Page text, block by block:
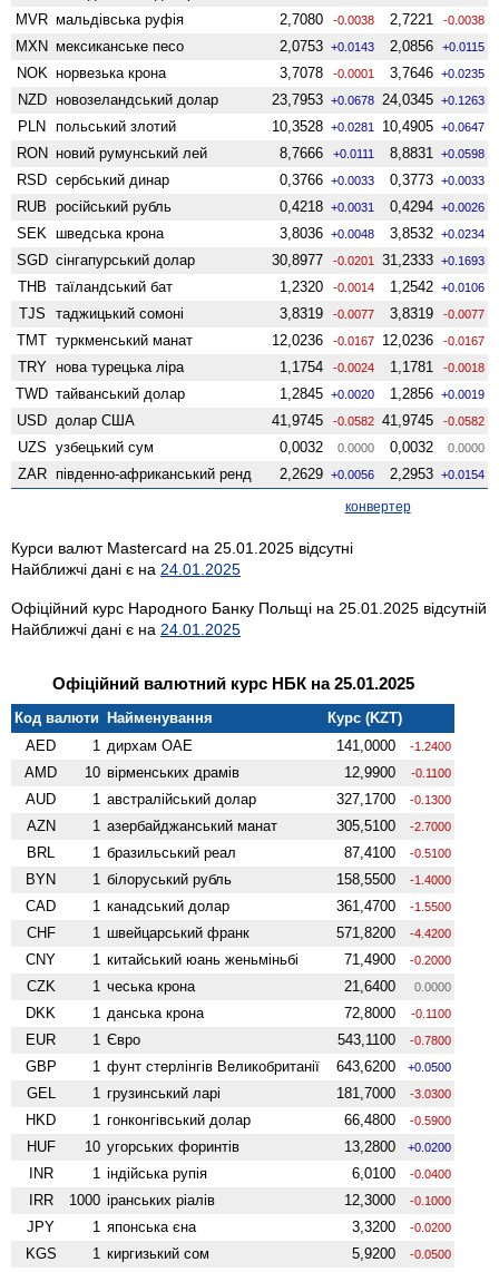
MVR мальдівська руфія 2,7080 -0.0038 2,7221 -0.0038
MXN мексиканське песо 2,0753 +0.0143 2,0856 +0.0115
NOK норвезька крона 3,7078 -0.0001 3,7646 +0.0235
NZD ново­зеландський долар 23,7953 +0.0678 24,0345 +0.1263
PLN польський злотий 10,3528 +0.0281 10,4905 +0.0647
RON новий румунський лей 8,7666 +0.0111 8,8831 +0.0598
RSD сербський динар 0,3766 +0.0033 0,3773 +0.0033
RUB російський рубль 0,4218 +0.0031 0,4294 +0.0026
SEK шведська крона 3,8036 +0.0048 3,8532 +0.0234
SGD сінгапурський долар 30,8977 -0.0201 31,2333 +0.1693
THB таїландський бат 1,2320 -0.0014 1,2542 +0.0106
TJS таджицький сомоні 3,8319 -0.0077 3,8319 -0.0077
TMT туркменський манат 12,0236 -0.0167 12,0236 -0.0167
TRY нова турецька ліра 1,1754 -0.0024 1,1781 -0.0018
TWD тайванський долар 1,2845 +0.0020 1,2856 +0.0019
USD долар США 41,9745 -0.0582 41,9745 -0.0582
UZS узбецький сум 0,0032 0.0000 0,0032 0.0000
ZAR південно-африканський ренд 2,2629 +0.0056 2,2953 +0.0154
конвертер
Курси валют Mastercard на 25.01.2025 відсутні
Найближчі дані є на 24.01.2025
Офіційний курс Народного Банку Польщі на 25.01.2025 відсутній
Найближчі дані є на 24.01.2025
Офіційний валютний курс НБК на 25.01.2025
Код валюти Найменування
Курс (KZT)
AED
1 дирхам ОАЕ 141,0000 -1.2400
AMD 10 вiрменських драмів 12,9900 -0.1100
AUD 1 австралійський долар 327,1700 -0.1300
AZN 1 азербайджанський манат 305,5100 -2.7000
BRL 1 бразильський реал 87,4100 -0.5100
BYN 1 білоруський рубль 158,5500 -1.4000
CAD 1 канадський долар 361,4700 -1.5500
CHF 1 швейцарський франк 571,8200 -4.4200
CNY 1 китайський юань женьмiньбi 71,4900 -0.2000
CZK 1 чеська крона 21,6400 0.0000
DKK 1 данська крона 72,8000 -0.1100
EUR 1 Євро 543,1100 -0.7800
GBP 1 фунт стерлінгів Велико­британії 643,6200 +0.0500
GEL 1 грузинський ларі 181,7000 -3.0300
HKD 1 гонконгівський долар 66,4800 -0.5900
HUF 10 угорських форинтів 13,2800 +0.0200
INR 1 індійська рупія 6,0100 -0.0400
IRR 1000 іранських ріалів 12,3000 -0.1000
JPY 1 японська єна 3,3200 -0.0200
KGS 1 киргизький сом 5,9200 -0.0500